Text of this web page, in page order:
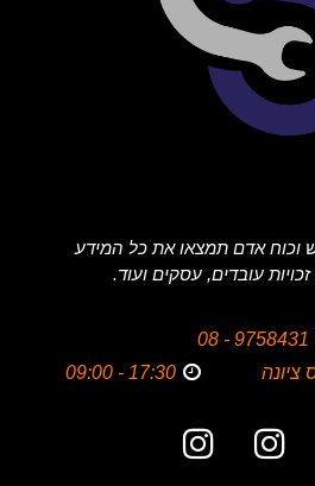
וכוח אדם תמצאו את כל המידע
עובדים, עסקים ועוד.
9758431 - 08
17:30 - 09:00